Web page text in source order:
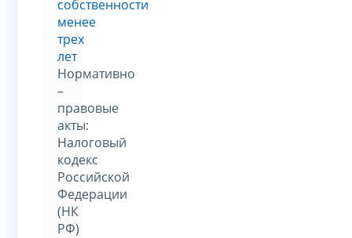
собственности
менее
трех
лет
Нормативно
–
правовые
акты:
Налоговый
кодекс
Российской
Федерации
(НК
РФ)